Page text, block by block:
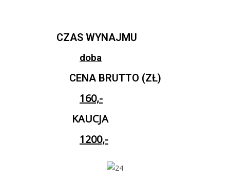
CZAS WYNAJMU
doba
CENA BRUTTO (ZŁ)
160,-
KAUCJA
1200,-